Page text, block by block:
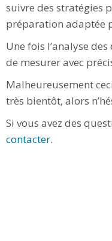
suivre des stratégies
préparation adaptée
Une fois l’analyse
de mesurer avec
Malheureusement
très bientôt, alors
Si vous avez des
contacter.